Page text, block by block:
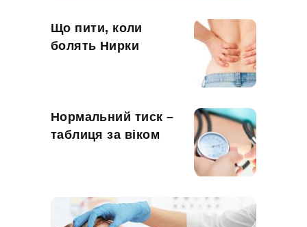
Що пити, коли
болять Нирки
Нормальний тиск –
таблиця за віком